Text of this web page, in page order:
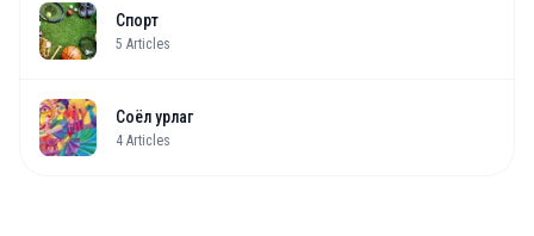
Спорт
5 Articles
Соёл урлаг
4 Articles